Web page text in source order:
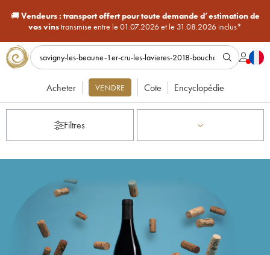
🚚Vendeurs : transport offert pour toute demande d’estimation de
vos vinstransmise entre le 01.07.2026 et le 31.08.2026 inclus*
Acheter VENDRE Cote Encyclopédie
Filtres